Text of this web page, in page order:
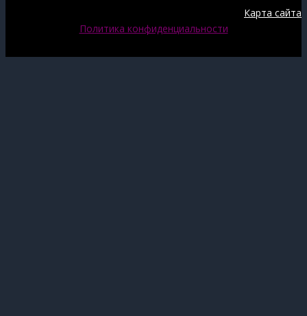
Карта сайта
Политика конфиденциальности